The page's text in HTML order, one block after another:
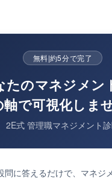
無料|約5分で完了
たのマネジメン
で可視化しま
2E式 管理職マネジメント
問に答えるだけで、マネジ